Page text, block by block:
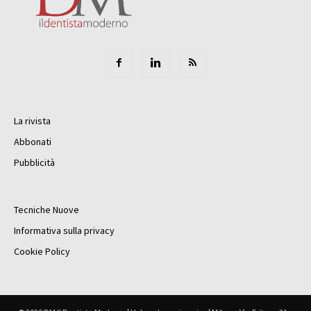
La rivista
Abbonati
Pubblicità
Tecniche Nuove
Informativa sulla privacy
Cookie Policy